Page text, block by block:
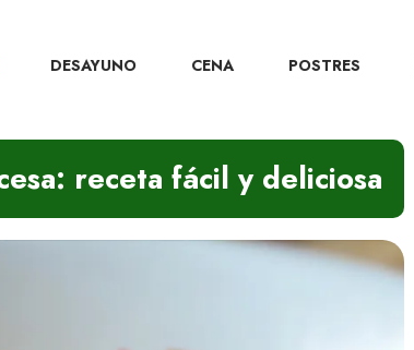
DESAYUNO CENA POSTRES
receta fácil y deliciosa